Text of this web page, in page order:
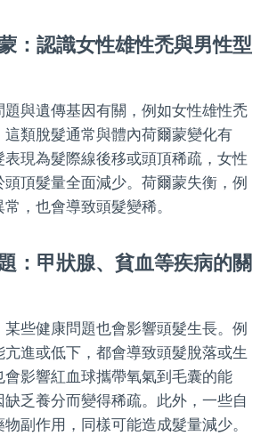
：認識女性雄性禿與男性型
與遺傳基因有關，例如女性雄性禿
類脫髮通常與體內荷爾蒙變化有
現為髮際線後移或頭頂稀疏，女性
頂髮量全面減少。荷爾蒙失衡，例
，也會導致頭髮變稀。
：甲狀腺、貧血等疾病的關
某些健康問題也會影響頭髮生長。例
進或低下，都會導致頭髮脫落或生
影響紅血球攜帶氧氣到毛囊的能
乏養分而變得稀疏。此外，一些自
副作用，同樣可能造成髮量減少。